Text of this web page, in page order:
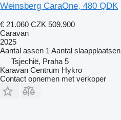
Weinsberg CaraOne, 480 QDK
€ 21.060 CZK 509.900
Caravan
2025
Aantal assen 1 Aantal slaapplaatsen
Tsjechië, Praha 5
Karavan Centrum Hykro
Contact opnemen met verkoper